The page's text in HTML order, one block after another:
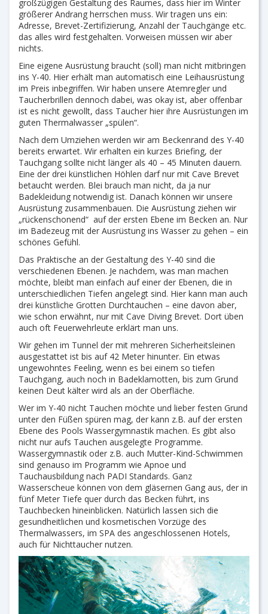
großzügigen Gestaltung des Raumes, dass hier im Winter
größerer Andrang herrschen muss. Wir tragen uns ein:
Adresse, Brevet-Zertifizierung, Anzahl der Tauchgänge etc.
das alles wird festgehalten. Vorweisen müssen wir aber
nichts.
Eine eigene Ausrüstung braucht (soll) man nicht mitbringen
ins Y-40. Hier erhält man automatisch eine Leihausrüstung
im Preis inbegriffen. Wir haben unsere Atemregler und
Taucherbrillen dennoch dabei, was okay ist, aber offenbar
ist es nicht gewollt, dass Taucher hier ihre Ausrüstungen im
guten Thermalwasser „spülen“.
Nach dem Umziehen werden wir am Beckenrand des Y-40
bereits erwartet. Wir erhalten ein kurzes Briefing, der
Tauchgang sollte nicht länger als 40 – 45 Minuten dauern.
Eine der drei künstlichen Höhlen darf nur mit Cave Brevet
betaucht werden. Blei brauch man nicht, da ja nur
Badekleidung notwendig ist. Danach können wir unsere
Ausrüstung zusammenbauen. Die Ausrüstung ziehen wir
„rückenschonend“ auf der ersten Ebene im Becken an. Nur
im Badezeug mit der Ausrüstung ins Wasser zu gehen – ein
schönes Gefühl.
Das Praktische an der Gestaltung des Y-40 sind die
verschiedenen Ebenen. Je nachdem, was man machen
möchte, bleibt man einfach auf einer der Ebenen, die in
unterschiedlichen Tiefen angelegt sind. Hier kann man auch
drei künstliche Grotten Durchtauchen – eine davon aber,
wie schon erwähnt, nur mit Cave Diving Brevet. Dort üben
auch oft Feuerwehrleute erklärt man uns.
Wir gehen im Tunnel der mit mehreren Sicherheitsleinen
ausgestattet ist bis auf 42 Meter hinunter. Ein etwas
ungewohntes Feeling, wenn es bei einem so tiefen
Tauchgang, auch noch in Badeklamotten, bis zum Grund
keinen Deut kälter wird als an der Oberfläche.
Wer im Y-40 nicht Tauchen möchte und lieber festen Grund
unter den Füßen spüren mag, der kann z.B. auf der ersten
Ebene des Pools Wassergymnastik machen. Es gibt also
nicht nur aufs Tauchen ausgelegte Programme.
Wassergymnastik oder z.B. auch Mutter-Kind-Schwimmen
sind genauso im Programm wie Apnoe und
Tauchausbildung nach PADI Standards. Ganz
Wasserscheue können von dem gläsernen Gang aus, der in
fünf Meter Tiefe quer durch das Becken führt, ins
Tauchbecken hineinblicken. Natürlich lassen sich die
gesundheitlichen und kosmetischen Vorzüge des
Thermalwassers, im SPA des angeschlossenen Hotels,
auch für Nichttaucher nutzen.